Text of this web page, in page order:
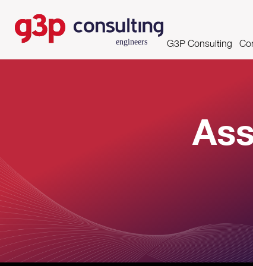
G3P Consulting
Clientes